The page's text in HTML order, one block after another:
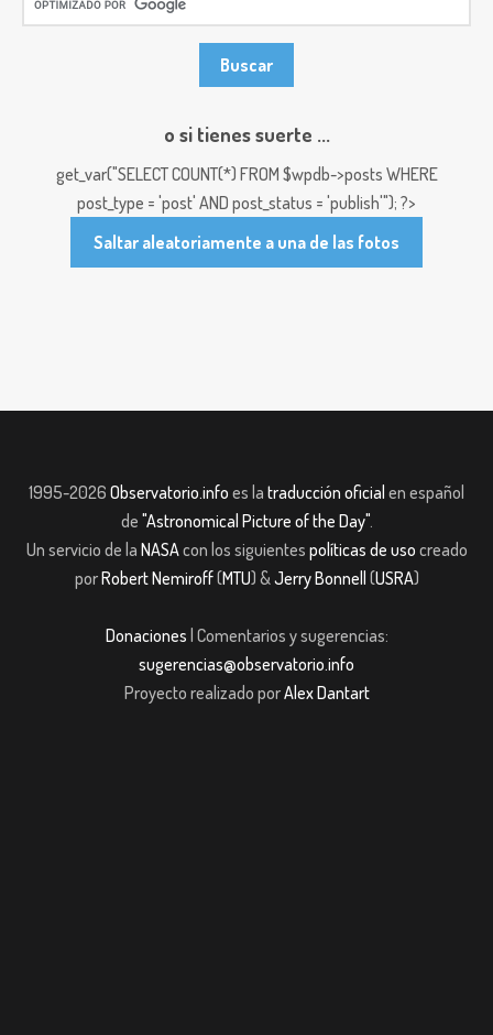
o si tienes suerte ...
get_var("SELECT COUNT(*) FROM $wpdb->posts WHERE
post_type = 'post' AND post_status = 'publish'"); ?>
Saltar aleatoriamente a una de las fotos
1995-2026 Observatorio.info es la traducción oficial en español
de "Astronomical Picture of the Day".
Un servicio de la NASAcon los siguientes políticas de uso creado
porRobert Nemiroff(MTU) &Jerry Bonnell (USRA)
Donaciones | Comentarios y sugerencias:
sugerencias@observatorio.info
Proyecto realizado porAlex Dantart